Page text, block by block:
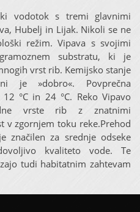
vodotok s tremi glavnimi
Hubelj in Lijak. Nikoli se ne
režim. Vipava s svojimi
substratu, ki je
vrst rib. Kemijsko stanje
je »dobro«. Povprečna
°C in 24 °C. Reko Vipavo
vrste rib z znatnimi
v zgornjem toku reke.Prehod
značilen za srednje odseke
kvaliteto vode. Te
tudi habitatnim zahtevam